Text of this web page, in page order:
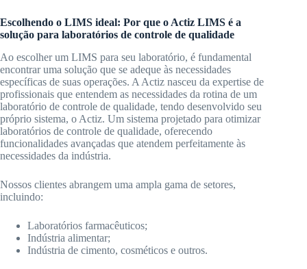
Escolhendo o LIMS ideal: Por que o Actiz LIMS é a
solução para laboratórios de controle de qualidade
Ao escolher um LIMS para seu laboratório, é fundamental
encontrar uma solução que se adeque às necessidades
específicas de suas operações. A Actiz nasceu da expertise de
profissionais que entendem as necessidades da rotina de um
laboratório de controle de qualidade, tendo desenvolvido seu
próprio sistema, o Actiz. Um sistema projetado para otimizar
laboratórios de controle de qualidade, oferecendo
funcionalidades avançadas que atendem perfeitamente às
necessidades da indústria.
Nossos clientes abrangem uma ampla gama de setores,
incluindo:
Laboratórios farmacêuticos;
Indústria alimentar;
Indústria de cimento, cosméticos e outros.